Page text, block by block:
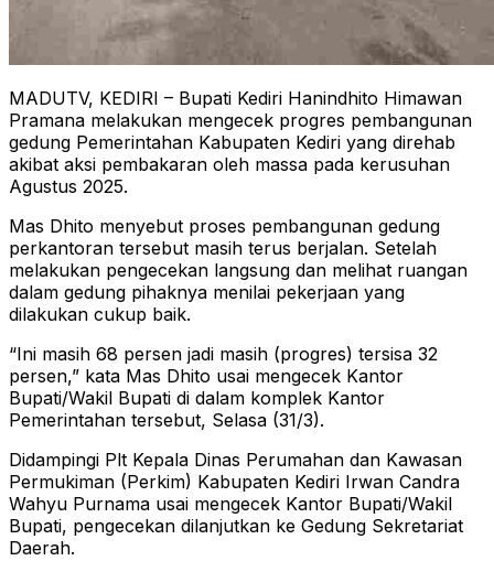
MADUTV, KEDIRI – Bupati Kediri Hanindhito Himawan
Pramana melakukan mengecek progres pembangunan
gedung Pemerintahan Kabupaten Kediri yang direhab
akibat aksi pembakaran oleh massa pada kerusuhan
Agustus 2025.
Mas Dhito menyebut proses pembangunan gedung
perkantoran tersebut masih terus berjalan. Setelah
melakukan pengecekan langsung dan melihat ruangan
dalam gedung pihaknya menilai pekerjaan yang
dilakukan cukup baik.
“Ini masih 68 persen jadi masih (progres) tersisa 32
persen,” kata Mas Dhito usai mengecek Kantor
Bupati/Wakil Bupati di dalam komplek Kantor
Pemerintahan tersebut, Selasa (31/3).
Didampingi Plt Kepala Dinas Perumahan dan Kawasan
Permukiman (Perkim) Kabupaten Kediri Irwan Candra
Wahyu Purnama usai mengecek Kantor Bupati/Wakil
Bupati, pengecekan dilanjutkan ke Gedung Sekretariat
Daerah.